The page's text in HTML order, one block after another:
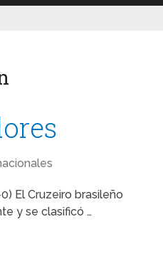
El Cruzeiro brasileño
y se clasificó …